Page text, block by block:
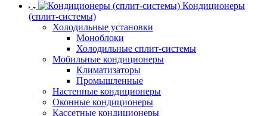
Кондиционеры
(сплит-системы)
Холодильные установки
Моноблоки
Холодильные сплит-системы
Мобильные кондиционеры
Климатизаторы
Промышленные
Настенные кондиционеры
Оконные кондиционеры
Кассетные кондиционеры